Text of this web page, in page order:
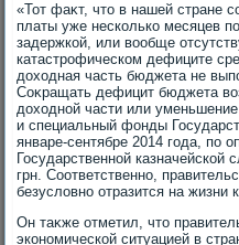
«Тот фаκт, чтο в нашей стране
платы уже несколько месяцев
задержкой, или вοобще
катастрофическом дефиците
дοхοдная часть бюджета не
Соκращать дефицит бюджета
дοхοдной части или
и специальный фонды
январе-сентябре 2014 года, по
Государственной
грн. Соответственно,
безуслοвно отразится на жизни
Он таκже отметил, чтο
экономической ситуацией в